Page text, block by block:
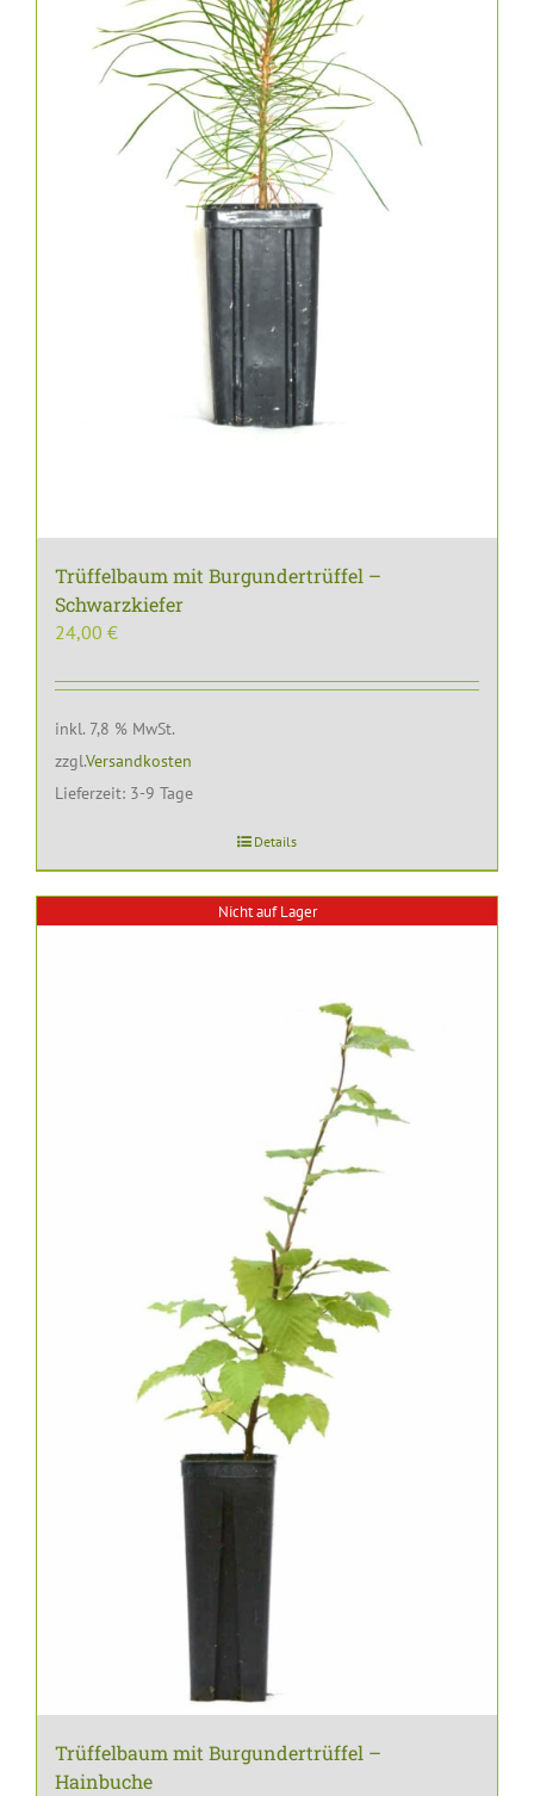
Trüffelbaum mit Burgundertrüffel –
Schwarzkiefer
24,00 €
inkl. 7,8 % MwSt.
zzgl.Versandkosten
Lieferzeit: 3-9 Tage
Details
Nicht auf Lager
Trüffelbaum mit Burgundertrüffel –
Hainbuche